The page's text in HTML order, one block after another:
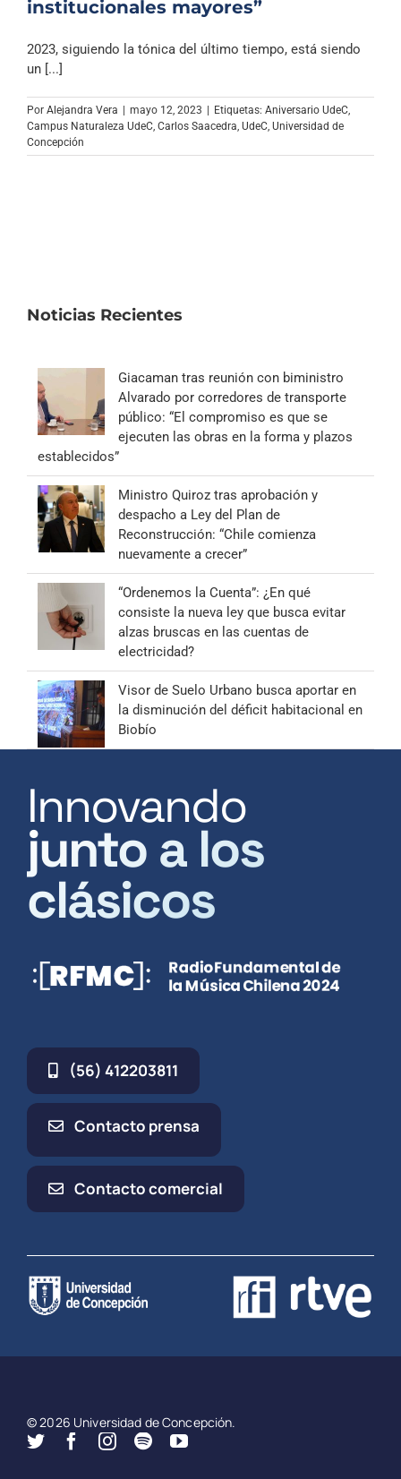
institucionales mayores”
2023, siguiendo la tónica del último tiempo, está siendo
un [...]
Por Alejandra Vera mayo 12, 2023 Etiquetas: Aniversario UdeC,
Campus Naturaleza UdeC, Carlos Saacedra, UdeC, Universidad de
Concepción
Noticias Recientes
Giacaman tras reunión con biministro
Alvarado por corredores de transporte
público: “El compromiso es que se
ejecuten las obras en la forma y plazos
establecidos”
Ministro Quiroz tras aprobación y
despacho a Ley del Plan de
Reconstrucción: “Chile comienza
nuevamente a crecer”
“Ordenemos la Cuenta”: ¿En qué
consiste la nueva ley que busca evitar
alzas bruscas en las cuentas de
electricidad?
Visor de Suelo Urbano busca aportar en
la disminución del déficit habitacional en
Biobío
Innovando
junto a los
clásicos
(56) 412203811
Contacto prensa
Contacto comercial
© 2026 Universidad de Concepción.